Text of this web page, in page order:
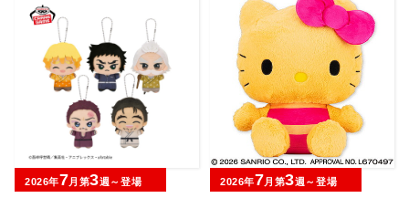
2026年7月第3週～登場 2026年7月第3週～登場